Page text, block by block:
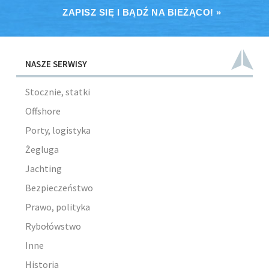
ZAPISZ SIĘ I BĄDŹ NA BIEŻĄCO! »
NASZE SERWISY
Stocznie, statki
Offshore
Porty, logistyka
Żegluga
Jachting
Bezpieczeństwo
Prawo, polityka
Rybołówstwo
Inne
Historia